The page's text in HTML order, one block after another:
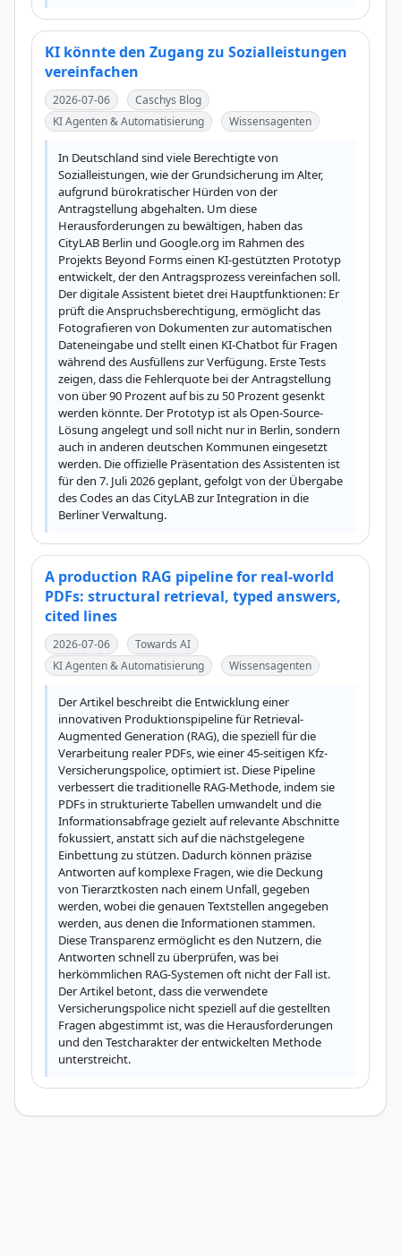
KI könnte den Zugang zu Sozialleistungen
vereinfachen
2026-07-06
Caschys Blog
KI Agenten & Automatisierung
Wissensagenten
In Deutschland sind viele Berechtigte von
Sozialleistungen, wie der Grundsicherung im Alter,
aufgrund bürokratischer Hürden von der
Antragstellung abgehalten. Um diese
Herausforderungen zu bewältigen, haben das
CityLAB Berlin und Google.org im Rahmen des
Projekts Beyond Forms einen KI-gestützten Prototyp
entwickelt, der den Antragsprozess vereinfachen soll.
Der digitale Assistent bietet drei Hauptfunktionen: Er
prüft die Anspruchsberechtigung, ermöglicht das
Fotografieren von Dokumenten zur automatischen
Dateneingabe und stellt einen KI-Chatbot für Fragen
während des Ausfüllens zur Verfügung. Erste Tests
zeigen, dass die Fehlerquote bei der Antragstellung
von über 90 Prozent auf bis zu 50 Prozent gesenkt
werden könnte. Der Prototyp ist als Open-Source-
Lösung angelegt und soll nicht nur in Berlin, sondern
auch in anderen deutschen Kommunen eingesetzt
werden. Die offizielle Präsentation des Assistenten ist
für den 7. Juli 2026 geplant, gefolgt von der Übergabe
des Codes an das CityLAB zur Integration in die
Berliner Verwaltung.
A production RAG pipeline for real-world
PDFs: structural retrieval, typed answers,
cited lines
2026-07-06
Towards AI
KI Agenten & Automatisierung
Wissensagenten
Der Artikel beschreibt die Entwicklung einer
innovativen Produktionspipeline für Retrieval-
Augmented Generation (RAG), die speziell für die
Verarbeitung realer PDFs, wie einer 45-seitigen Kfz-
Versicherungspolice, optimiert ist. Diese Pipeline
verbessert die traditionelle RAG-Methode, indem sie
PDFs in strukturierte Tabellen umwandelt und die
Informationsabfrage gezielt auf relevante Abschnitte
fokussiert, anstatt sich auf die nächstgelegene
Einbettung zu stützen. Dadurch können präzise
Antworten auf komplexe Fragen, wie die Deckung
von Tierarztkosten nach einem Unfall, gegeben
werden, wobei die genauen Textstellen angegeben
werden, aus denen die Informationen stammen.
Diese Transparenz ermöglicht es den Nutzern, die
Antworten schnell zu überprüfen, was bei
herkömmlichen RAG-Systemen oft nicht der Fall ist.
Der Artikel betont, dass die verwendete
Versicherungspolice nicht speziell auf die gestellten
Fragen abgestimmt ist, was die Herausforderungen
und den Testcharakter der entwickelten Methode
unterstreicht.